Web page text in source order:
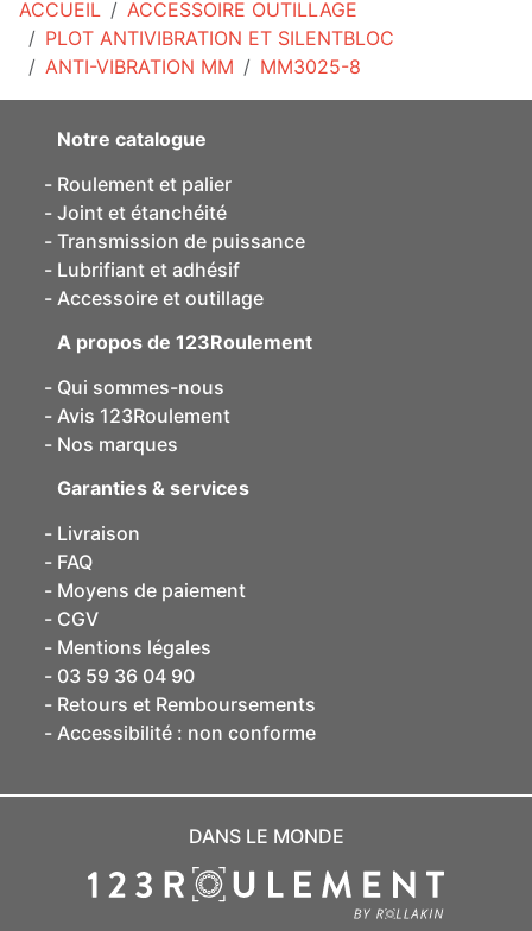
ACCUEIL
ACCESSOIRE OUTILLAGE
PLOT ANTIVIBRATION ET SILENTBLOC
ANTI-VIBRATION MM
MM3025-8
Notre catalogue
Roulement et palier
Joint et étanchéité
Transmission de puissance
Lubrifiant et adhésif
Accessoire et outillage
A propos de 123Roulement
Qui sommes-nous
Avis 123Roulement
Nos marques
Garanties & services
Livraison
FAQ
Moyens de paiement
CGV
Mentions légales
03 59 36 04 90
Retours et Remboursements
Accessibilité : non conforme
DANS LE MONDE